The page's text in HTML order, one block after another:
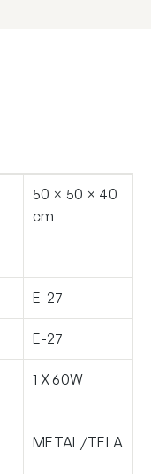
50 × 50 × 40
cm
E-27
E-27
1 X 60W
METAL/TELA